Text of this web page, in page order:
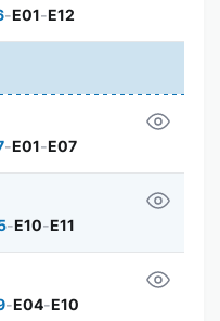
-E01-E12
-E01-E07
-E10-E11
-E04-E10